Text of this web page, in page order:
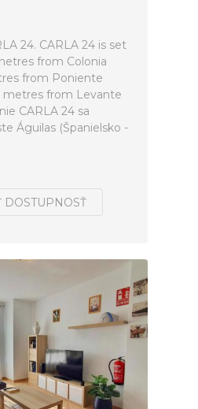
24. CARLA 24 is set
from Colonia
from Poniente
metres from Levante
CARLA 24 sa
Águilas (Španielsko -
DOSTUPNOSŤ